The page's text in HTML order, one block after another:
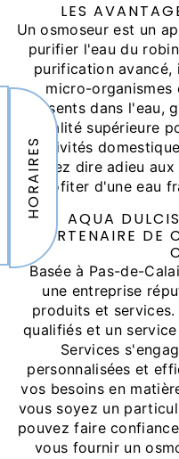
LES
Un osmoseur est un
purifier l'eau du
purification avancé,
micro-organismes
présents dans l'eau,
qualité supérieure
activités
pouvez dire adieu
et profiter d'une eau
AQUA
PARTENAIRE
Basée à Pas-de-
une entreprise
produits et
qualifiés et un
Services
personnalisées et
vos besoins en
vous soyez un
pouvez faire
vous fournir un
HORAIRES